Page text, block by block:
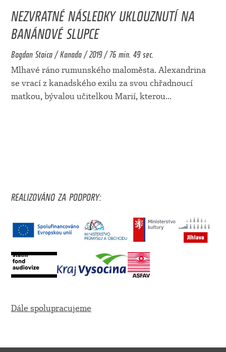
NEZVRATNÉ NÁSLEDKY UKLOUZNUTÍ NA
BANÁNOVÉ SLUPCE
Bogdan Stoica / Kanada / 2019 / 76 min. 49 sec.
Mlhavé ráno rumunského maloměsta. Alexandrina
se vrací z kanadského exilu za svou chřadnoucí
matkou, bývalou učitelkou Marií, kterou...
REALIZOVÁNO ZA PODPORY:
Dále spolupracujeme